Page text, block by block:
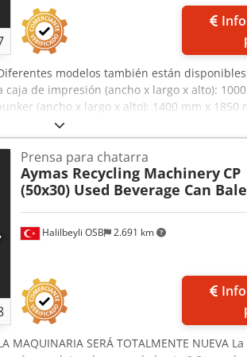
modelos también están
de impresión (ancho x largo x alto):
(ancho x largo x alto): 1400 mm x 1850
(W x L): 1000 mm x 1600 mm 5.
/ hora (Cobre), 9-10 toneladas / hora
previa a la compresión: 120 toneladas 8.
de empuje de compresión
75 kW. 12. Peso de la máquina:
las placas de la cámara de compresión.
las directivas europeas sobre seguridad,
por un (1) año o 2500 horas de trabajo
Halilbeyli OSB 2.691 km
Prensa para chatarra
Aymas Recycling Machinery CP
(50x30) Used Beverage Can
MAQUINARIA SERÁ TOTALMENTE NUEVA